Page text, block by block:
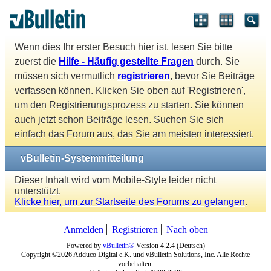
Wenn dies Ihr erster Besuch hier ist, lesen Sie bitte
zuerst die Hilfe - Häufig gestellte Fragen durch. Sie
müssen sich vermutlich registrieren, bevor Sie Beiträge
verfassen können. Klicken Sie oben auf 'Registrieren',
um den Registrierungsprozess zu starten. Sie können
auch jetzt schon Beiträge lesen. Suchen Sie sich
einfach das Forum aus, das Sie am meisten interessiert.
vBulletin-Systemmitteilung
Dieser Inhalt wird vom Mobile-Style leider nicht
unterstützt.
Klicke hier, um zur Startseite des Forums zu gelangen.
Anmelden Registrieren Nach oben
Powered by vBulletin®Version 4.2.4 (Deutsch)
Copyright ©2026 Adduco Digital e.K. und vBulletin Solutions, Inc. Alle Rechte
vorbehalten.